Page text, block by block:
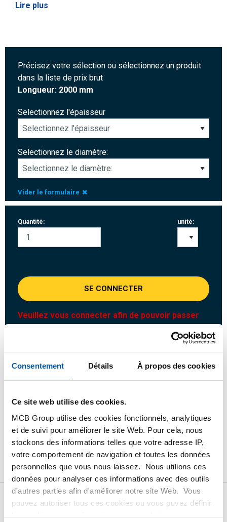
Consentement Détails À propos des cookies
Ce site web utilise des cookies.
MCB Group utilise des cookies fonctionnels, analytiques
et de suivi pour améliorer le site Web. Pour cela, nous
stockons des informations telles que votre adresse IP,
votre comportement de navigation et toutes les données
personnelles que vous nous laissez. Nous utilions ces
données pour analyser ces informations avec des outils
d'autres parties afin d'améliorer notre site Web. Vous
pouvez autoriser tous ces cookies ou vous puvez définir
les cookies vous-même si vous ne souhaitez pas que
Lire plus
Précisez votre sélection ou sélectionnez un produit
dans la liste de prix brut
Longueur: 2000 mm
Selectionnez l'épaisseur
Selectionnez le diamètre:
Vider le formulaire
Quantité: unité:
SE CONNECTER
Veuillez vous connecter afin de pouvoir passer
commande
Commandez avec vos propres numéros d’articles
Liste de prix brut
Téléchargements Caractéristiques
Liste de prix bruts: Inox 1.4404